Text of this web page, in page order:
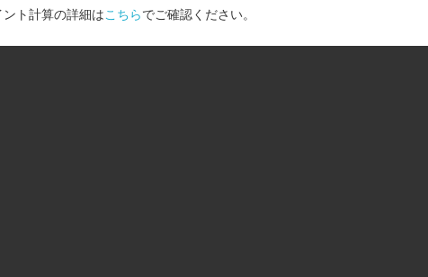
ト計算の詳細はこちらでご確認ください。